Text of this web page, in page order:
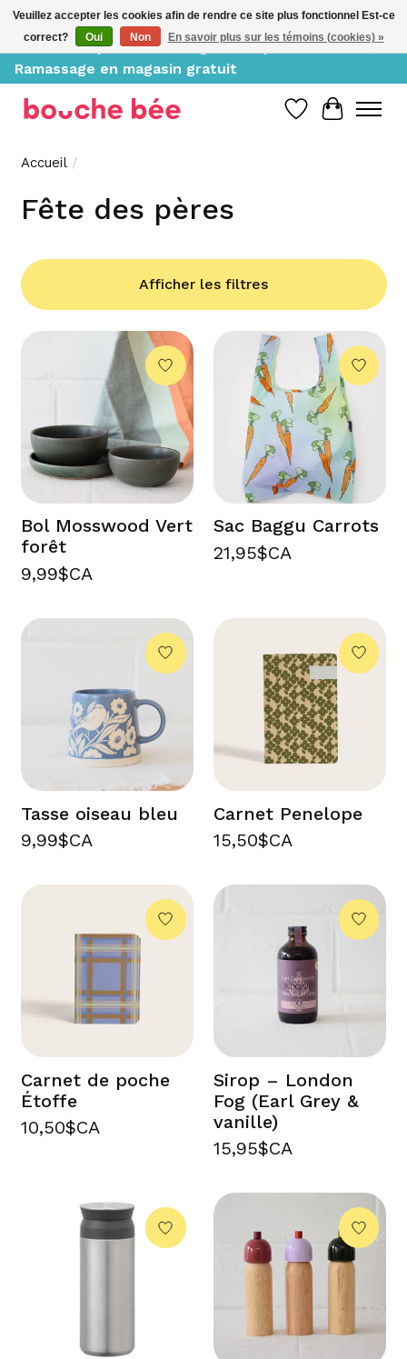
Livraison à partir de 10$, gratuite pour 150$ et +;
Ramassage en magasin gratuit
Liste de
Panier
Accueil /
Fête des pères
Afficher les filtres
Bol Mosswood Vert
forêt
9,99$CA
Sac Baggu Carrots
21,95$CA
Tasse oiseau bleu
9,99$CA
Carnet Penelope
15,50$CA
Carnet de poche
Étoffe
10,50$CA
Sirop – London
Fog (Earl Grey &
vanille)
15,95$CA
Veuillez accepter les cookies afin de rendre ce site plus fonctionnel Est-ce
correct?
Oui Non En savoir plus sur les témoins (cookies) »